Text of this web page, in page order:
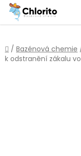
Přejít
obsah
Domů
/ Bazénová chemie
k odstranění zákalu